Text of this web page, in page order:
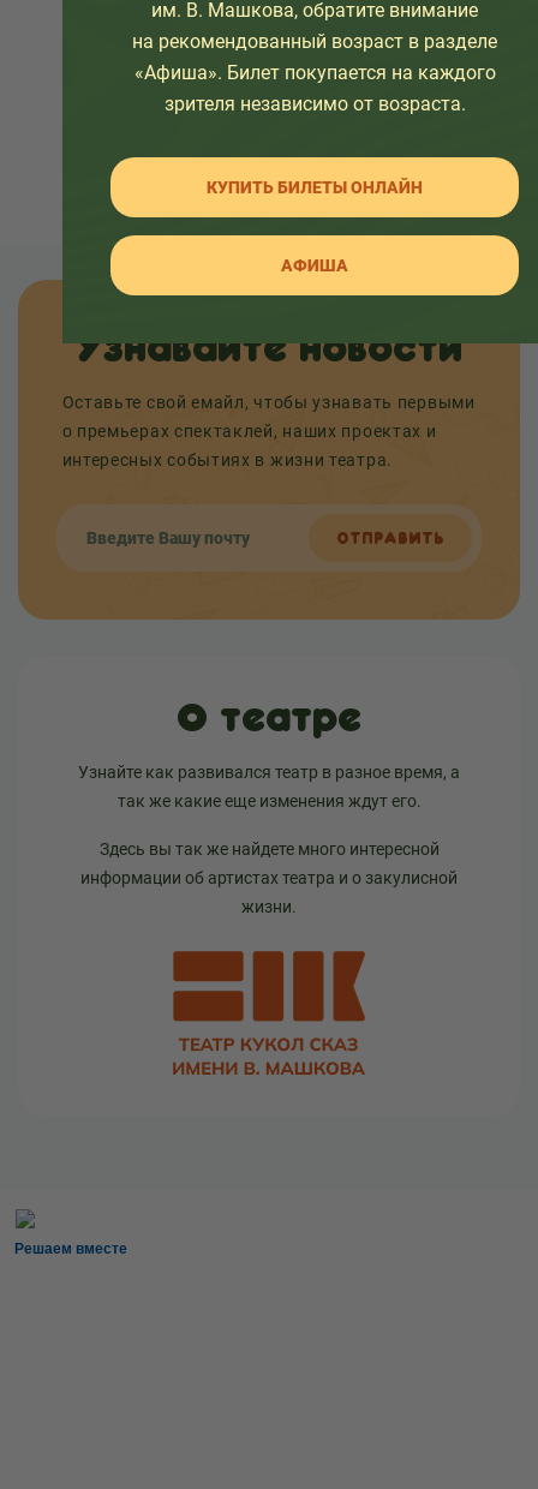
«Али-Баба и сорок
разбойников»
Гастроли Государственного
центрального театра кукол им.
Узнавайте новости
Оставьте свой емайл, чтобы узнавать первыми
о премьерах спектаклей, наших проектах и
интересных событиях в жизни театра.
ОТПРАВИТЬ
О театре
Узнайте как развивался театр в разное время, а
так же какие еще изменения ждут его.
Здесь вы так же найдете много интересной
информации об артистах театра и о закулисной
жизни.
Решаем вместе
им. В. Машкова, обратите внимание
на рекомендованный возраст в разделе
«Афиша». Билет покупается на каждого
зрителя независимо от возраста.
КУПИТЬ БИЛЕТЫ ОНЛАЙН
АФИША